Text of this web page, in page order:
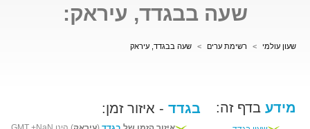
שעה בבגדד, עיראק:
שעון עולמי > רשימת ערים > שעה בבגדד, עיראק
מידע בדף זה: בגדד - איזור זמן: